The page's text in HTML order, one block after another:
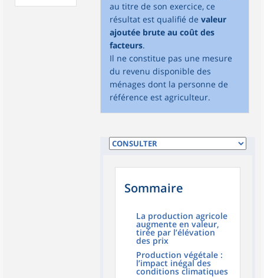
au titre de son exercice, ce
résultat est qualifié de valeur
ajoutée brute au coût des
facteurs.
Il ne constitue pas une mesure
du revenu disponible des
ménages dont la personne de
référence est agriculteur.
Sommaire
La production agricole
augmente en valeur,
tirée par l’élévation
des prix
Production végétale :
l’impact inégal des
conditions climatiques